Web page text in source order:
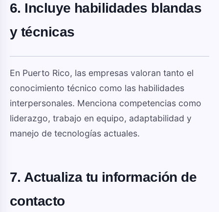
6. Incluye habilidades blandas
y técnicas
En Puerto Rico, las empresas valoran tanto el
conocimiento técnico como las habilidades
interpersonales. Menciona competencias como
liderazgo, trabajo en equipo, adaptabilidad y
manejo de tecnologías actuales.
7. Actualiza tu información de
contacto